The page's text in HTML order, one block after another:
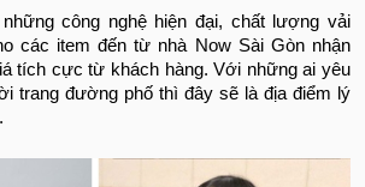
công nghệ hiện đại, chất lượng vải
các item đến từ nhà Now Sài Gòn nhận
tích cực từ khách hàng. Với những ai yêu
trang đường phố thì đây sẽ là địa điểm lý